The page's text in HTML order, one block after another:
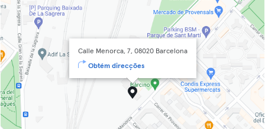
Calle Menorca, 7, 08020 Barcelona
Obtém direcções